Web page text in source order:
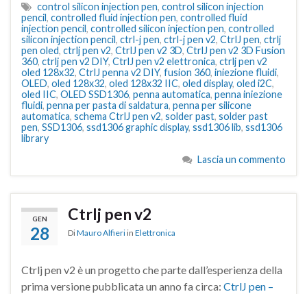
control silicon injection pen, control silicon injection
pencil, controlled fluid injection pen, controlled fluid
injection pencil, controlled silicon injection pen, controlled
silicon injection pencil, ctrl-j pen, ctrl-j pen v2, CtrlJ pen, ctrlj
pen oled, ctrlj pen v2, CtrlJ pen v2 3D, CtrlJ pen v2 3D Fusion
360, ctrlj pen v2 DIY, CtrlJ pen v2 elettronica, ctrlj pen v2
oled 128x32, CtrlJ penna v2 DIY, fusion 360, iniezione fluidi,
OLED, oled 128x32, oled 128x32 IIC, oled display, oled i2C,
oled IIC, OLED SSD1306, penna automatica, penna iniezione
fluidi, penna per pasta di saldatura, penna per silicone
automatica, schema CtrlJ pen v2, solder past, solder past
pen, SSD1306, ssd1306 graphic display, ssd1306 lib, ssd1306
library
Lascia un commento
GEN
28
Ctrlj pen v2
DiMauro Alfieri in Elettronica
Ctrlj pen v2 è un progetto che parte dall’esperienza della
prima versione pubblicata un anno fa circa: CtrlJ pen –